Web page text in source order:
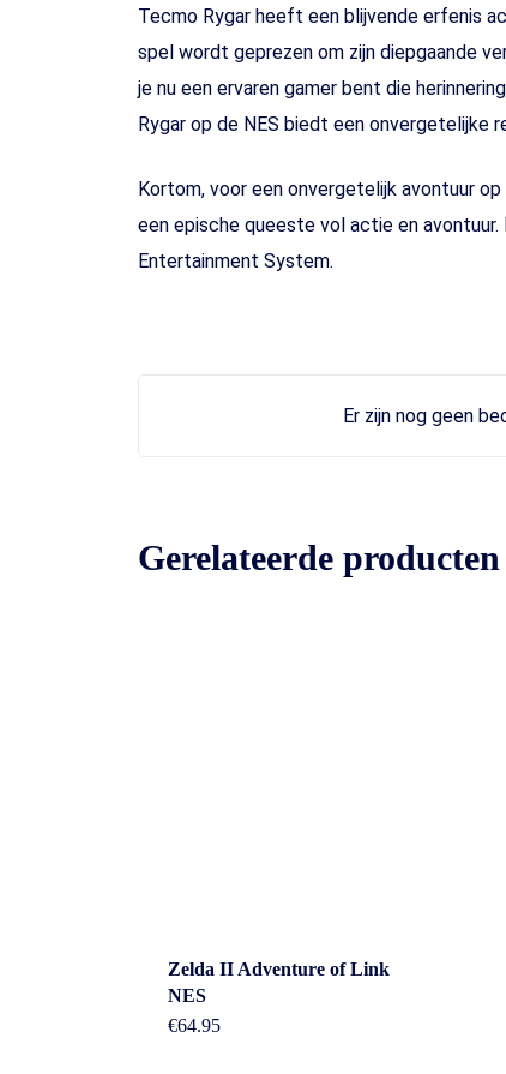
Tecmo Rygar heeft een blijvende erfenis
spel wordt geprezen om zijn diepgaande
je nu een ervaren gamer bent die
Rygar op de NES biedt een onvergetelijke
Kortom, voor een onvergetelijk avontuur op
een epische queeste vol actie en
Entertainment System.
Er zijn nog geen
Gerelateerde producten
Zelda II Adventure of Link
NES
€64.95